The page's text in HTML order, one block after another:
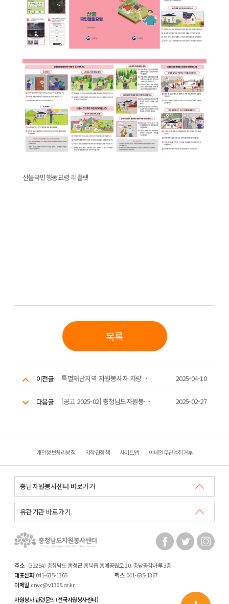
산불국민행동요령 리플렛
목록
이전글 특별재난지역 자원봉사자 차량 고속도로 통행료 면제 시행 안내 2025-04-10
다음글 [공고 2025-02] 충청남도자원봉사센터장 공개 채용 최종 합격자 발표 2025-02-27
개인정보처리방침 저작권정책 사이트맵 이메일무단수집거부
주소 (32254) 충청남도 홍성군 홍북읍 홍예공원로 20. 충남공감마루 3층
대표전화 041-635-1365 팩스 041-635-1367
이메일 cnvc@v1365.or.kr
자원봉사 관련문의 (전국자원봉사센터)